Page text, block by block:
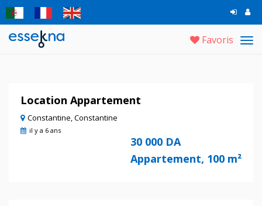
Favoris
Location Appartement
Constantine, Constantine
il y a 6 ans
30 000 DA
Appartement, 100 m²